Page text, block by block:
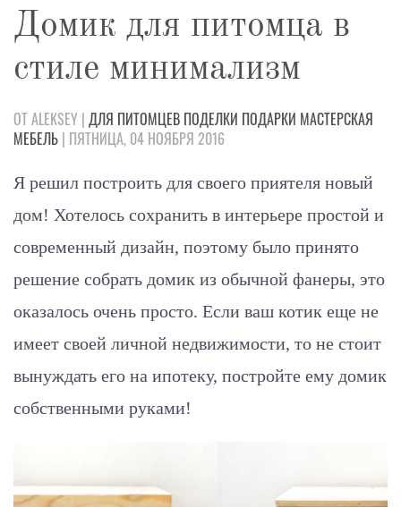
Домик для питомца в
стиле минимализм
ОТ ALEKSEY | ДЛЯ ПИТОМЦЕВ ПОДЕЛКИ ПОДАРКИ МАСТЕРСКАЯ
МЕБЕЛЬ | ПЯТНИЦА, 04 НОЯБРЯ 2016
Я решил построить для своего приятеля новый
дом! Хотелось сохранить в интерьере простой и
современный дизайн, поэтому было принято
решение собрать домик из обычной фанеры, это
оказалось очень просто. Если ваш котик еще не
имеет своей личной недвижимости, то не стоит
вынуждать его на ипотеку, постройте ему домик
собственными руками!